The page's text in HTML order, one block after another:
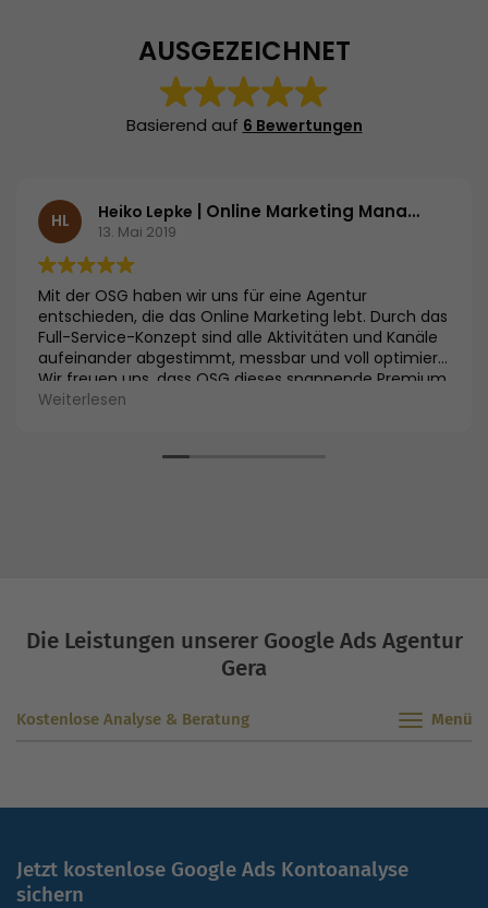
AUSGEZEICHNET
Basierend auf 6 Bewertungen
HL Heiko Lepke | Online Marketing Manager | Langenscheidt KG
13. Mai 2019
Mit der OSG haben wir uns für eine Agentur
entschieden, die das Online Marketing lebt. Durch das
Full-Service-Konzept sind alle Aktivitäten und Kanäle
aufeinander abgestimmt, messbar und voll optimiert.
Wir freuen uns, dass OSG dieses spannende Premium
Produkt online einführen wird.
Weiterlesen
Die Leistungen unserer Google Ads Agentur
Gera
Kostenlose Analyse & Beratung
Jetzt kostenlose Google Ads Kontoanalyse
sichern